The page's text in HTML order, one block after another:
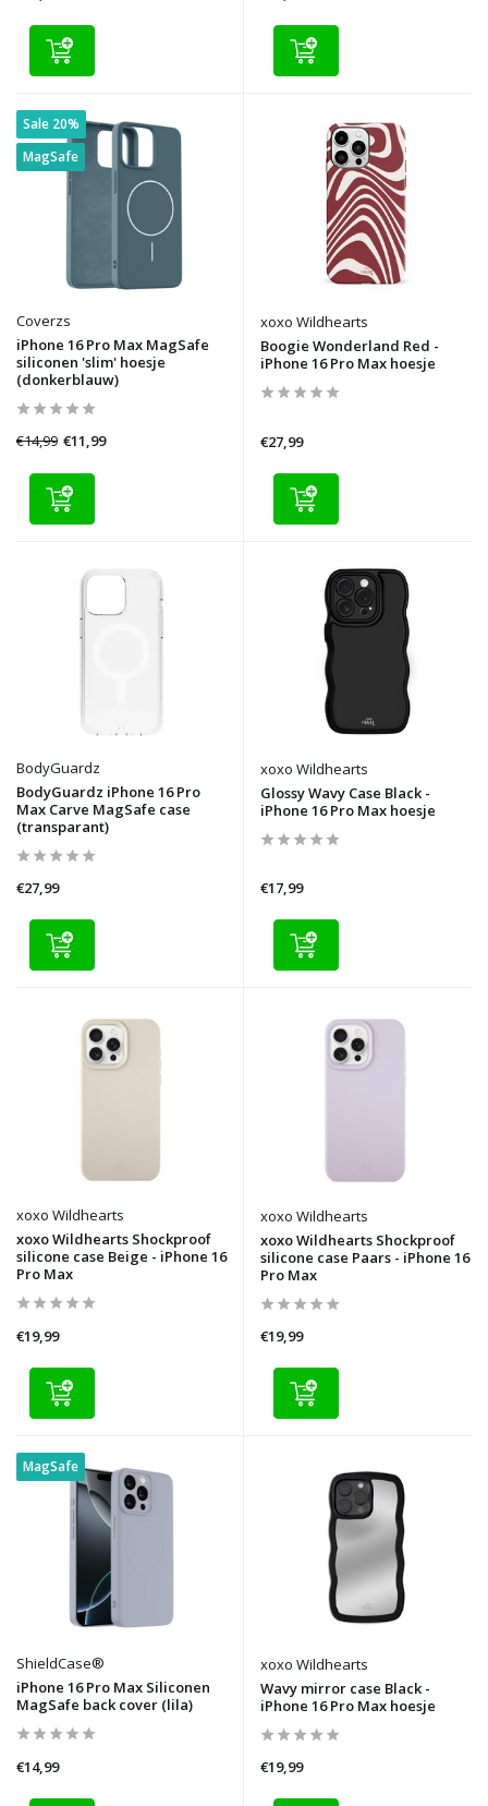
Sale 20%
MagSafe
Coverzs
iPhone 16 Pro Max MagSafe
siliconen 'slim' hoesje
(donkerblauw)
€14,99 €11,99
xoxo Wildhearts
Boogie Wonderland Red -
iPhone 16 Pro Max hoesje
€27,99
BodyGuardz
BodyGuardz iPhone 16 Pro
Max Carve MagSafe case
(transparant)
€27,99
xoxo Wildhearts
Glossy Wavy Case Black -
iPhone 16 Pro Max hoesje
€17,99
xoxo Wildhearts
xoxo Wildhearts Shockproof
silicone case Beige - iPhone 16
Pro Max
€19,99
xoxo Wildhearts
xoxo Wildhearts Shockproof
silicone case Paars - iPhone 16
Pro Max
€19,99
MagSafe
ShieldCase®
iPhone 16 Pro Max Siliconen
MagSafe back cover (lila)
€14,99
xoxo Wildhearts
Wavy mirror case Black -
iPhone 16 Pro Max hoesje
€19,99